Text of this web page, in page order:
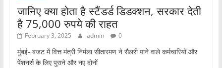
जानिए क्या होता है स्टैंडर्ड डिडक्शन, सरकार देती
है 75,000 रुपये की राहत
February 3, 2025 admin 0
मुंबई- बजट में वित्त मंत्री निर्मला सीतारमण ने सैलरी पाने वाले कर्मचारियों और
पेंशनर्स के लिए पुराने और नए दोनों